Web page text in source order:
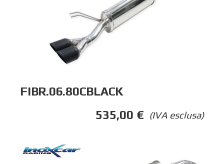
FIBR.06.80CBLACK
(IVA esclusa)
535,00 €